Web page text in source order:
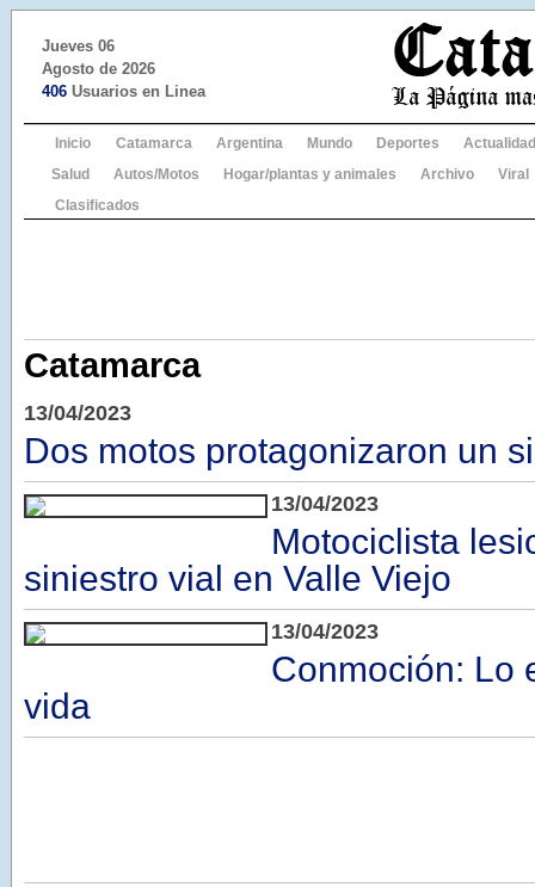
Jueves 06
Agosto de 2026
406 Usuarios en Linea
Inicio Catamarca Argentina Mundo Deportes
Actualidad
Salud
Autos/Motos Hogar/plantas y animales Archivo
Viral
Clasificados
Catamarca
13/04/2023
Dos motos protagonizaron un
13/04/2023
Motociclista
siniestro vial en Valle Viejo
13/04/2023
Conmoción: Lo
vida